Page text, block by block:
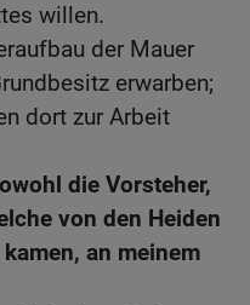
willen.
der Mauer
erwarben;
dort zur Arbeit
die Vorsteher,
von den Heiden
an meinem